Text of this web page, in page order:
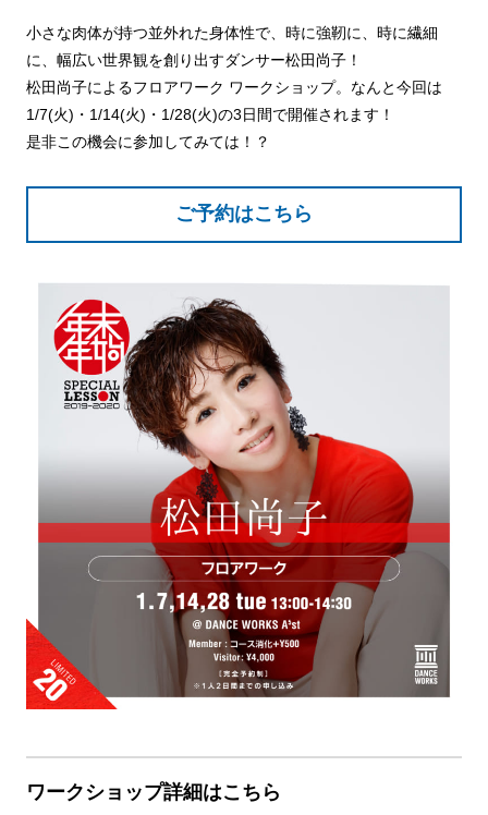
小さな肉体が持つ並外れた身体性で、時に強靭に、時に繊細
に、幅広い世界観を創り出すダンサー松田尚子！
松田尚子によるフロアワーク ワークショップ。なんと今回は
1/7(火)・1/14(火)・1/28(火)の3日間で開催されます！
是非この機会に参加してみては！？
ご予約はこちら
ワークショップ詳細はこちら